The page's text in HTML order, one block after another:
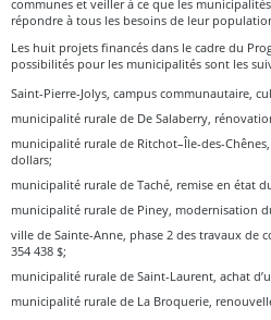
communes et veiller à ce que les
répondre à tous les besoins de leur
Les huit projets financés dans le cadre du
possibilités pour les municipalités sont les
Saint-Pierre-Jolys, campus communautaire,
municipalité rurale de De Salaberry,
municipalité rurale de Ritchot–Île-des-
dollars;
municipalité rurale de Taché, remise en état
municipalité rurale de Piney, modernisation
ville de Sainte-Anne, phase 2 des travaux
354 438 $;
municipalité rurale de Saint-Laurent, achat
municipalité rurale de La Broquerie,